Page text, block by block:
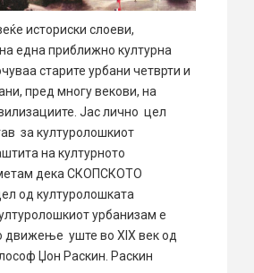
историски слоеви,
една приближно културна
старите урбани четврти и
пред многу векови, на
Јас лично цел
за културолошкиот
на културното
дека СКОПСКОТО
од културолошката
урбанизам е
движење уште во XIX век од
Џон Раскин. Раскин